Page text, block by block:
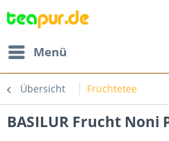
Menü
Übersicht Früchtetee
BASILUR Frucht Noni